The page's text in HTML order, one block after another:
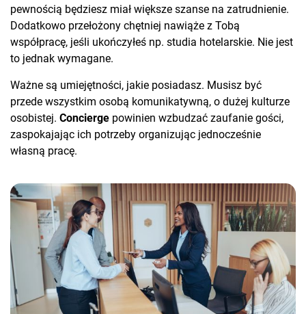
pewnością będziesz miał większe szanse na zatrudnienie.
Dodatkowo przełożony chętniej nawiąże z Tobą
współpracę, jeśli ukończyłeś np. studia hotelarskie. Nie jest
to jednak wymagane.
Ważne są umiejętności, jakie posiadasz. Musisz być
przede wszystkim osobą komunikatywną, o dużej kulturze
osobistej. Concierge powinien wzbudzać zaufanie gości,
zaspokajając ich potrzeby organizując jednocześnie
własną pracę.